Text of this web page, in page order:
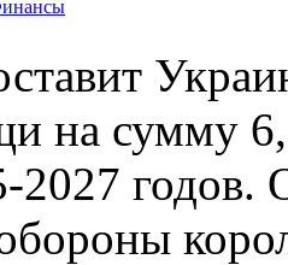
на сумму
2027 годов.